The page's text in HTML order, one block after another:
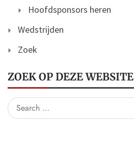
Hoofdsponsors heren
Wedstrijden
Zoek
ZOEK OP DEZE WEBSITE
Search
for: